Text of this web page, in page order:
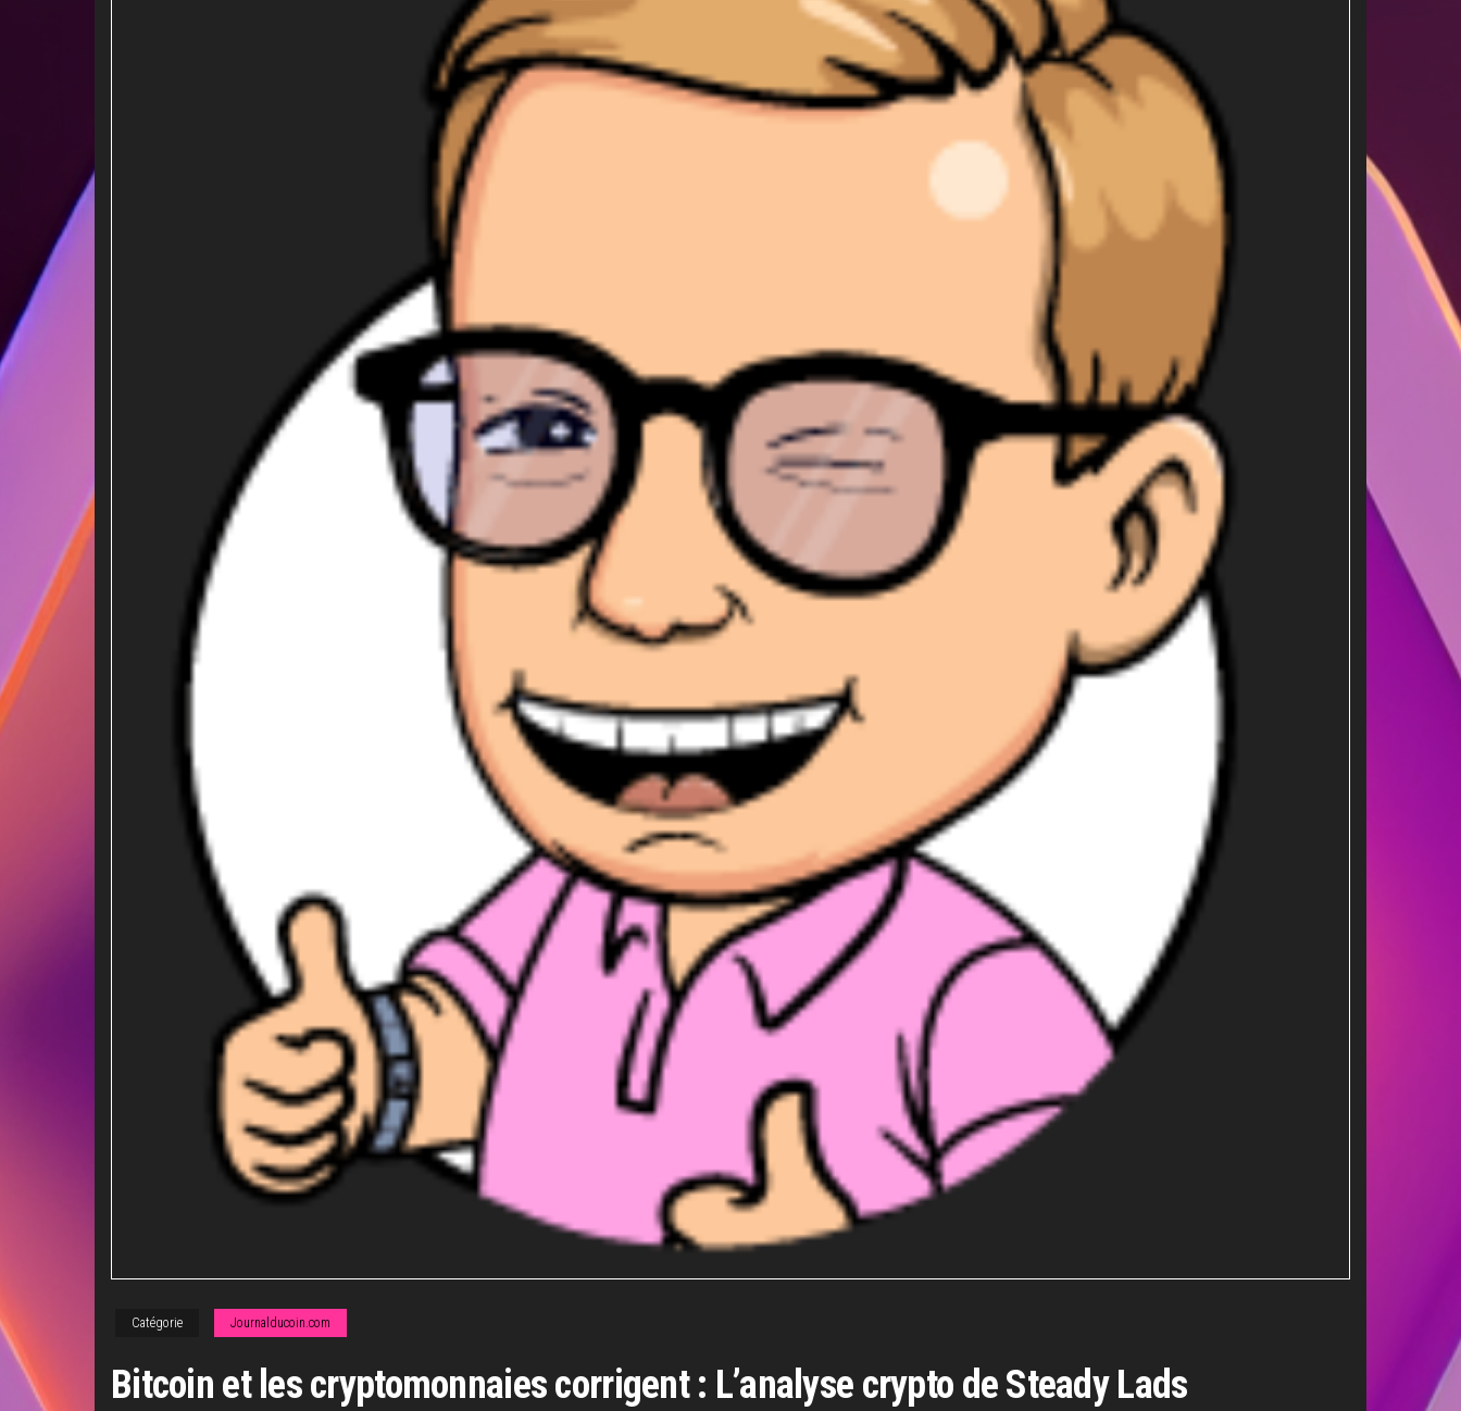
Catégorie Journalducoin.com
Bitcoin et les cryptomonnaies corrigent : L’analyse crypto de Steady Lads